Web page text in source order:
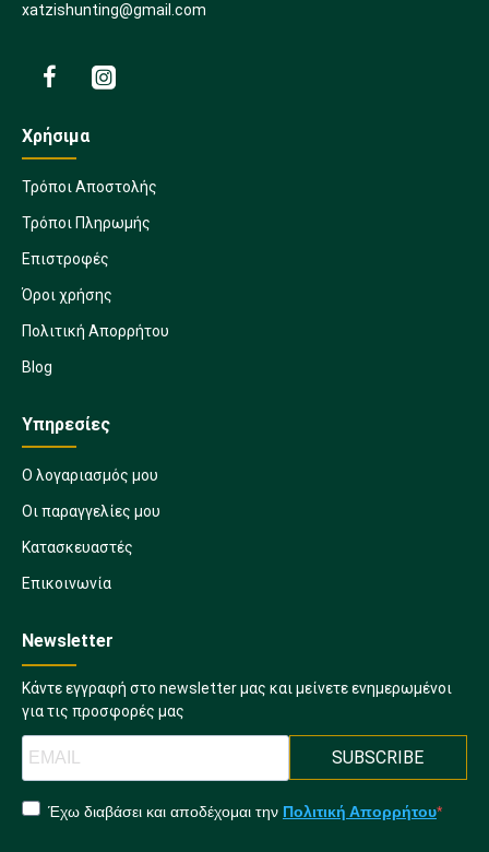
xatzishunting@gmail.com
Χρήσιμα
Τρόποι Αποστολής
Τρόποι Πληρωμής
Επιστροφές
Όροι χρήσης
Πολιτική Απορρήτου
Blog
Υπηρεσίες
Ο λογαριασμός μου
Οι παραγγελίες μου
Κατασκευαστές
Επικοινωνία
Newsletter
Κάντε εγγραφή στο newsletter μας και μείνετε ενημερωμένοι
για τις προσφορές μας
SUBSCRIBE
Έχω διαβάσει και αποδέχομαι την Πολιτική Απορρήτου